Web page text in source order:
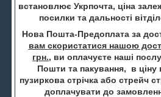
встановлює Укрпочта, ціна
посилки та дальності
Нова Пошта-Предоплата за
вам скористатися нашою
грн., ви оплачуєте наші
Пошти та пакування, в ціну
пузиркова стрічка або стрейч
доплачувати до